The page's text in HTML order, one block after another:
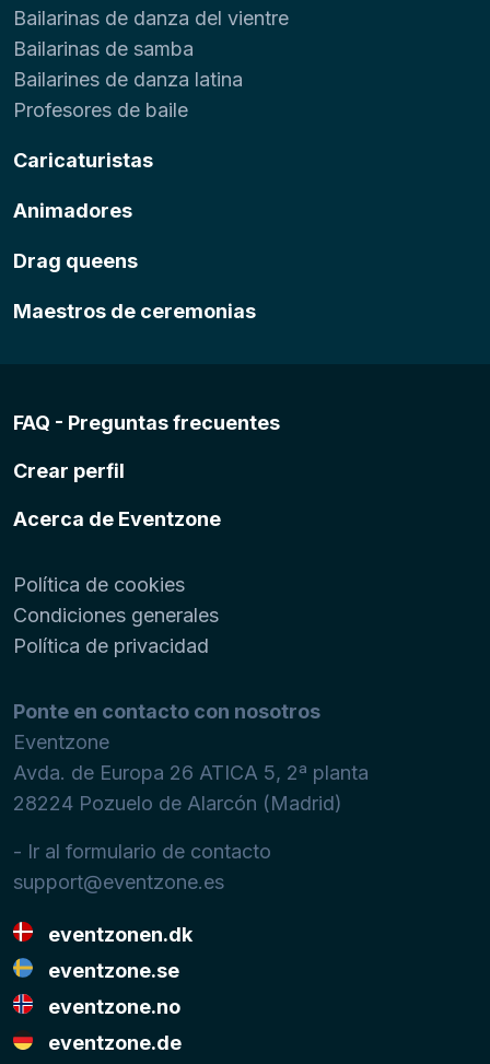
Bailarinas de danza del vientre
Bailarinas de samba
Bailarines de danza latina
Profesores de baile
Caricaturistas
Animadores
Drag queens
Maestros de ceremonias
FAQ - Preguntas frecuentes
Crear perfil
Acerca de Eventzone
Política de cookies
Condiciones generales
Política de privacidad
Ponte en contacto con nosotros
Eventzone
Avda. de Europa 26 ATICA 5, 2ª planta
28224 Pozuelo de Alarcón (Madrid)
- Ir al formulario de contacto
support@eventzone.es
eventzonen.dk
eventzone.se
eventzone.no
eventzone.de